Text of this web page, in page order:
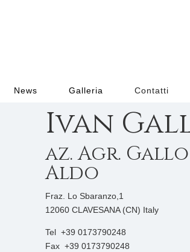
News Galleria Contatti
Ivan
az. Agr.
Aldo
Fraz. Lo Sbaranzo,1
12060 CLAVESANA (CN) Italy
Tel +39 0173790248
Fax +39 0173790248